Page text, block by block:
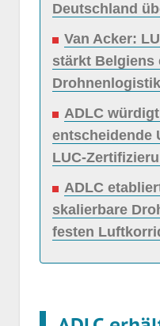
Deutschland
Van Acker:
stärkt Belgiens
ADLC
entscheidende
LUC-
ADLC
skalierbare
festen